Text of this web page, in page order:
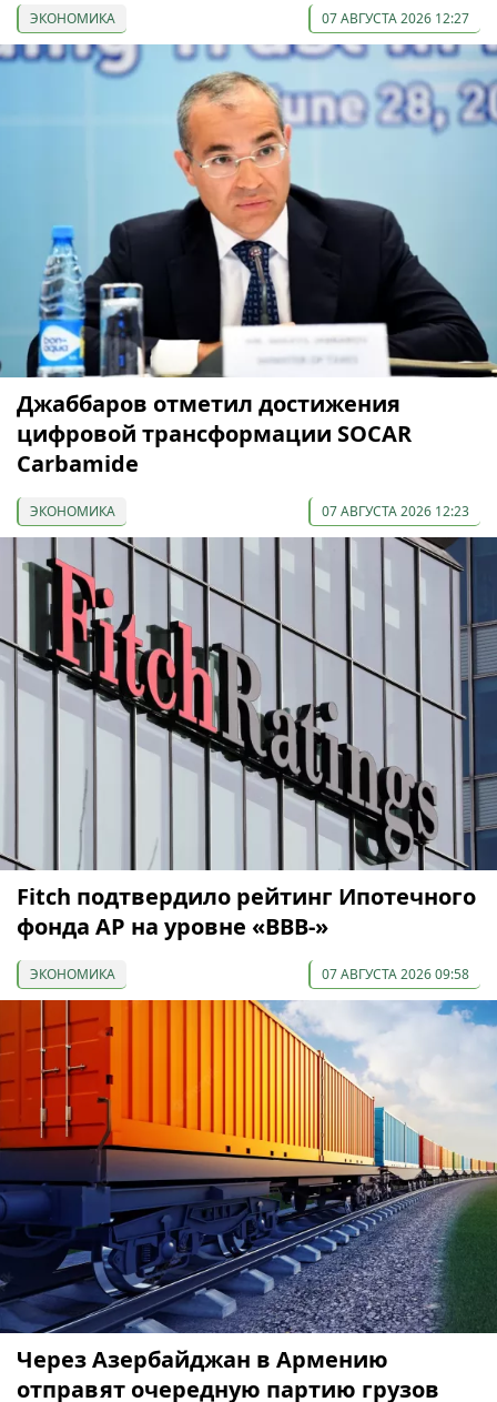
ЭКОНОМИКА 07 АВГУСТА 2026 12:27
Джаббаров отметил достижения
цифровой трансформации SOCAR
Carbamide
ЭКОНОМИКА 07 АВГУСТА 2026 12:23
Fitch подтвердило рейтинг Ипотечного
фонда АР на уровне «BBB-»
ЭКОНОМИКА 07 АВГУСТА 2026 09:58
Через Азербайджан в Армению
отправят очередную партию грузов